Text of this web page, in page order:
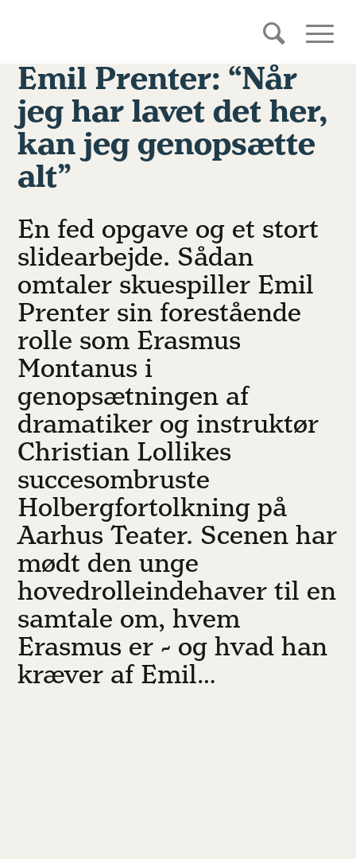
Emil Prenter: “Når
jeg har lavet det her,
kan jeg genopsætte
alt”
En fed opgave og et stort
slidearbejde. Sådan
omtaler skuespiller Emil
Prenter sin forestående
rolle som Erasmus
Montanus i
genopsætningen af
dramatiker og instruktør
Christian Lollikes
succesombruste
Holbergfortolkning på
Aarhus Teater. Scenen har
mødt den unge
hovedrolleindehaver til en
samtale om, hvem
Erasmus er - og hvad han
kræver af Emil…